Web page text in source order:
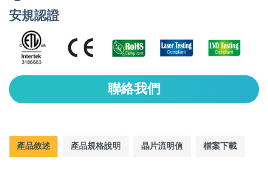
安規認證
聯絡我們
產品敘述 產品規格說明 晶片流明值 檔案下載